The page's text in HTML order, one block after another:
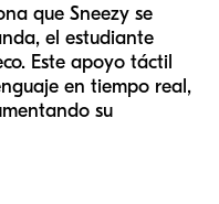
que Sneezy se
el estudiante
Este apoyo táctil
en tiempo real,
su